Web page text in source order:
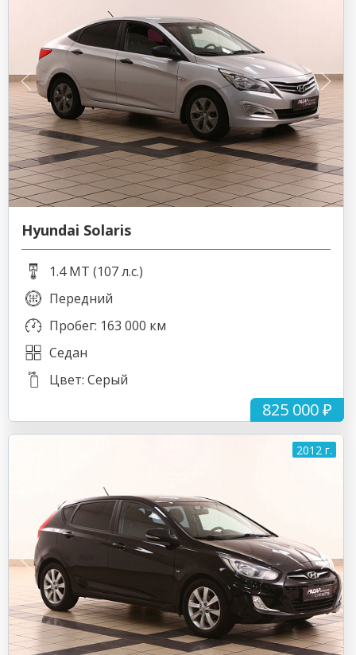
825 000 ₽
Hyundai Solaris
1.4 MT (107 л.с.)
Передний
Пробег: 163 000 км
Седан
Цвет: Серый
2012 г.